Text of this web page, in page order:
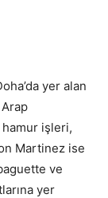
yer alan
hamur işleri,
Martinez ise
ve
yer